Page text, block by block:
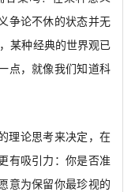
争论不休的状态并无
某种经典的世界观已
点，就像我们知道科
理论思考来决定，在
有吸引力：你是否准
意为保留你最珍视的